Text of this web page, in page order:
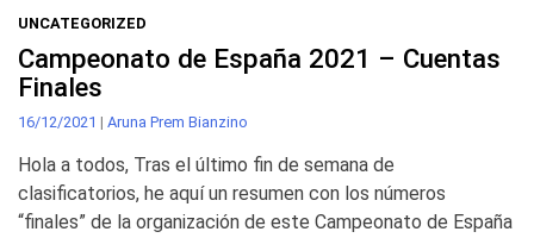
UNCATEGORIZED
Campeonato de España 2021 – Cuentas
Finales
16/12/2021 | Aruna Prem Bianzino
Hola a todos, Tras el último fin de semana de
clasificatorios, he aquí un resumen con los números
“finales” de la organización de este Campeonato de España